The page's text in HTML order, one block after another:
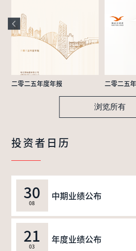
二零二五年度年报 二零二五
浏览所有
投资者日历
30
08
中期业绩公布
21
03
年度业绩公布